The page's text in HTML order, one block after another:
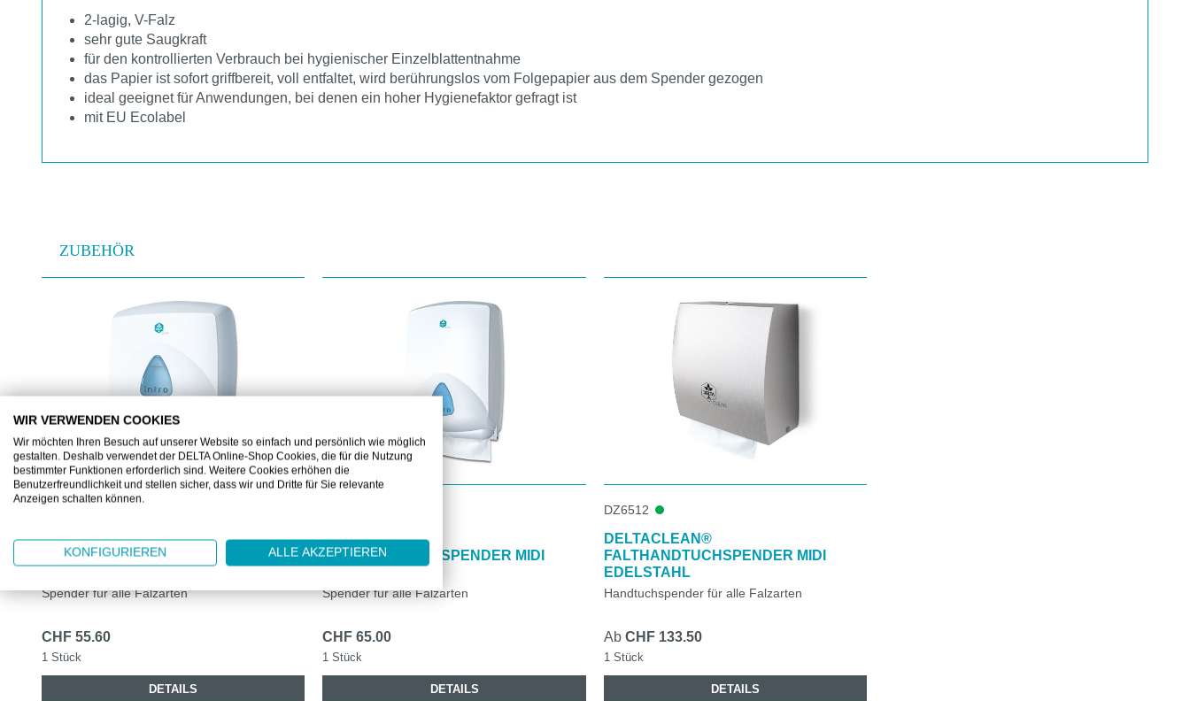
2-lagig, V-Falz
sehr gute Saugkraft
für den kontrollierten Verbrauch bei hygienischer Einzelblattentnahme
das Papier ist sofort griffbereit, voll entfaltet, wird berührungslos vom Folgepapier aus dem Spender gezogen
ideal geeignet für Anwendungen, bei denen ein hoher Hygienefaktor gefragt ist
mit EU Ecolabel
ZUBEHÖR
Produktgalerie überspringen
DELTACLEAN®
FALTHANDTUCHSPENDER MINI
Spender für alle Falzarten
CHF 55.60
1 Stück
DETAILS
DELTACLEAN®
FALTHANDTUCHSPENDER MIDI
Spender für alle Falzarten
CHF 65.00
1 Stück
DETAILS
DZ6512
DELTACLEAN®
FALTHANDTUCHSPENDER MIDI
EDELSTAHL
Handtuchspender für alle Falzarten
Ab CHF 133.50
1 Stück
DETAILS
WIR VERWENDEN COOKIES
Wir möchten Ihren Besuch auf unserer Website so einfach und persönlich wie möglich
gestalten. Deshalb verwendet der DELTA Online-Shop Cookies, die für die Nutzung
bestimmter Funktionen erforderlich sind. Weitere Cookies erhöhen die
Benutzerfreundlichkeit und stellen sicher, dass wir und Dritte für Sie relevante
Anzeigen schalten können.
KONFIGURIEREN ALLE AKZEPTIEREN